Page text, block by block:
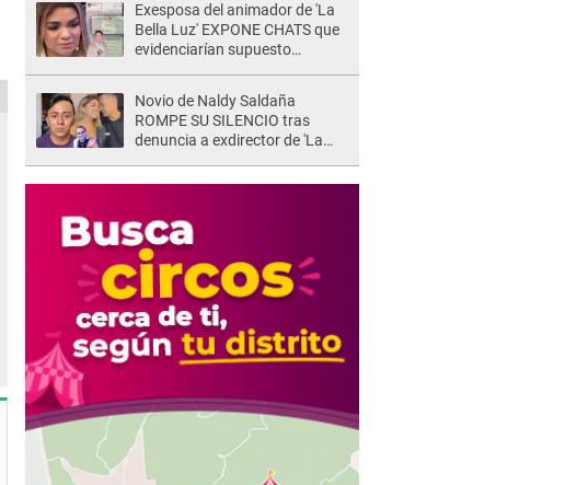
Exesposa del animador de 'La
Bella Luz' EXPONE CHATS que
evidenciarían supuesto
Novio de Naldy Saldaña
ROMPE SU SILENCIO tras
denuncia a exdirector de 'La